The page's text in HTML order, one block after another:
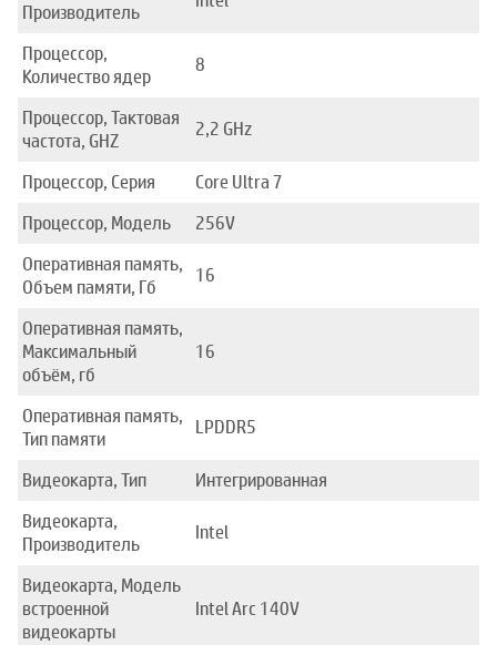
Производитель
Процессор,
Количество ядер
8
Процессор, Тактовая
частота, GHZ
2,2 GHz
Процессор, Серия
Core Ultra 7
Процессор, Модель
256V
Оперативная память,
Объем памяти, Гб
16
Оперативная память,
Максимальный
объём, гб
16
Оперативная память,
Тип памяти
LPDDR5
Видеокарта, Тип
Интегрированная
Видеокарта,
Производитель
Intel
Видеокарта, Модель
встроенной
видеокарты
Intel Arc 140V